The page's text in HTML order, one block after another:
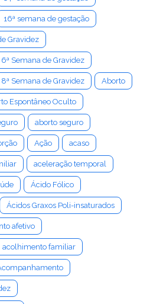
16ª semana de gestação
Gravidez
6ª Semana de Gravidez
8ª Semana de Gravidez Aborto
Espontâneo Oculto
aborto seguro
Ação acaso
aceleração temporal
Ácido Fólico
Ácidos Graxos Poli-insaturados
afetivo
acolhimento familiar